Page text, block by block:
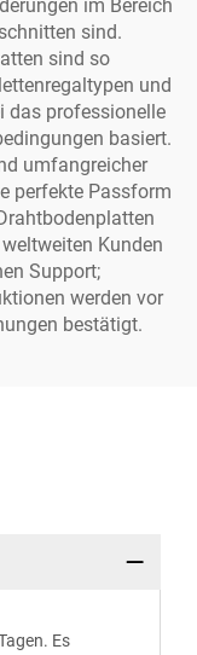
im Bereich
sind.
sind so
und
das professionelle
basiert.
umfangreicher
perfekte Passform
Kunden
Support;
werden vor
bestätigt.
Es